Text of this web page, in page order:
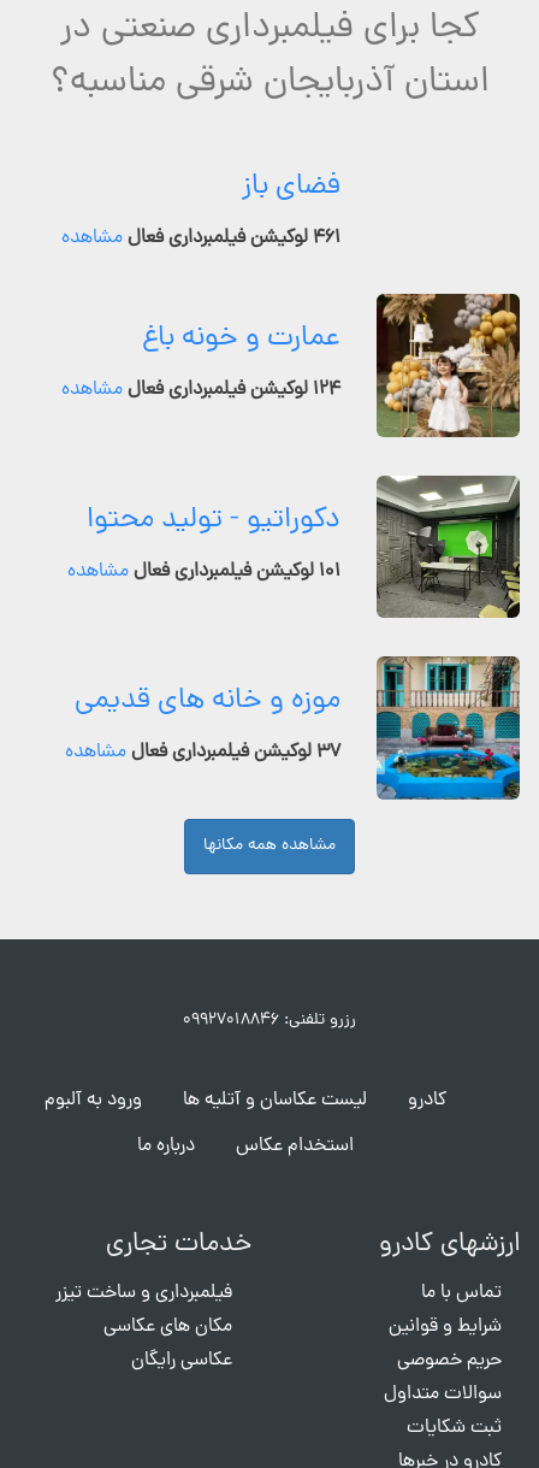
کجا برای فیلمبرداری صنعتی در
استان آذربایجان شرقی مناسبه؟
فضای باز
۴۶۱ لوکیشن فیلمبرداری فعال مشاهده
عمارت و خونه باغ
۱۲۴ لوکیشن فیلمبرداری فعال مشاهده
دکوراتیو - تولید محتوا
۱۰۱ لوکیشن فیلمبرداری فعال مشاهده
موزه و خانه های قدیمی
۳۷ لوکیشن فیلمبرداری فعال مشاهده
مشاهده همه مکانها
رزرو تلفنی: ۰۹۹۲۷۰۱۸۸۴۶
کادرو لیست عکاسان و آتلیه ها
ورود به آلبوم
استخدام عکاس
درباره ما
ارزشهای کادرو
تماس با ما
شرایط و قوانین
حریم خصوصی
سوالات متداول
ثبت شکایات
کادرو در خبرها
خدمات تجاری
فیلمبرداری و ساخت تیزر
مکان های عکاسی
عکاسی رایگان